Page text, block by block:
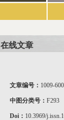
在线文章
文章编号： 1009-
中图分类号： F293
Doi： 10.3969/